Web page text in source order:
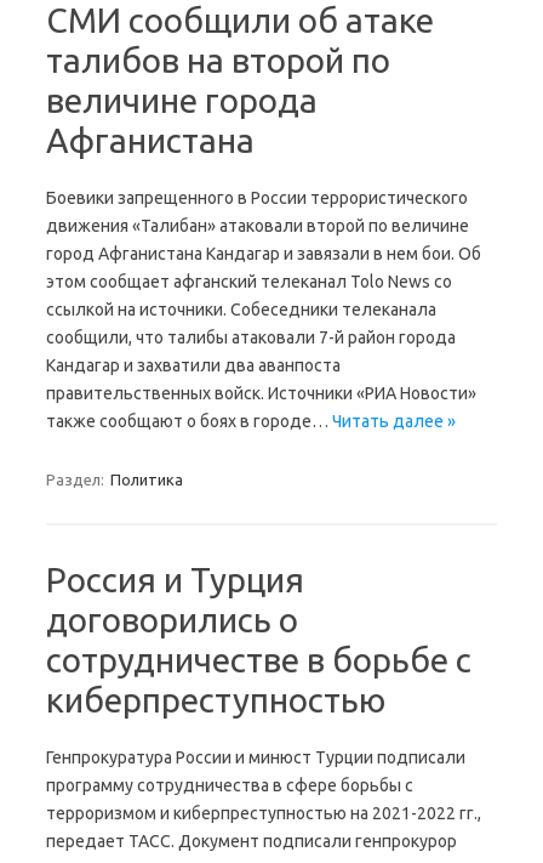
СМИ сообщили об атаке
талибов на второй по
величине города
Афганистана
Боевики запрещенного в России террористического
движения «Талибан» атаковали второй по величине
город Афганистана Кандагар и завязали в нем бои. Об
этом сообщает афганский телеканал Tolo News со
ссылкой на источники. Собеседники телеканала
сообщили, что талибы атаковали 7-й район города
Кандагар и захватили два аванпоста
правительственных войск. Источники «РИА Новости»
также сообщают о боях в городе… Читать далее »
Раздел: Политика
Россия и Турция
договорились о
сотрудничестве в борьбе с
киберпреступностью
Генпрокуратура России и минюст Турции подписали
программу сотрудничества в сфере борьбы с
терроризмом и киберпреступностью на 2021-2022 гг.,
передает ТАСС. Документ подписали генпрокурор